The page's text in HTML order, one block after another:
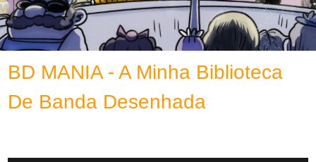
BD MANIA - A Minha Biblioteca
De Banda Desenhada